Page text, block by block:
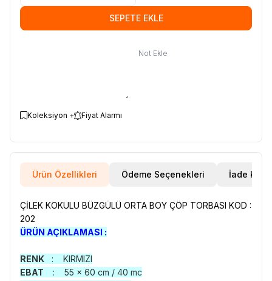
SEPETE EKLE
Not Ekle
Koleksiyon + Fiyat Alarmı
Ürün Özellikleri Ödeme Seçenekleri İade
ÇİLEK KOKULU BÜZGÜLÜ ORTA BOY ÇÖP TORBASI KOD :
202​
ÜRÜN AÇIKLAMASI :
RENK : KIRMIZI
EBAT : 55 x 60 cm / 40 mc